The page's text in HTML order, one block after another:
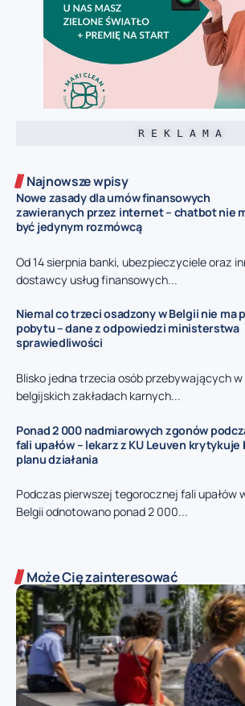
R E K L A M A
Najnowsze wpisy
Nowe zasady dla umów finansowych
zawieranych przez internet – chatbot nie
być jedynym rozmówcą
Od 14 sierpnia banki, ubezpieczyciele oraz
dostawcy usług finansowych...
Niemal co trzeci osadzony w Belgii nie ma
pobytu – dane z odpowiedzi ministerstwa
sprawiedliwości
Blisko jedna trzecia osób przebywających w
belgijskich zakładach karnych...
Ponad 2 000 nadmiarowych zgonów
fali upałów – lekarz z KU Leuven krytykuje
planu działania
Podczas pierwszej tegorocznej fali upałów
Belgii odnotowano ponad 2 000...
Może Cię zainteresować